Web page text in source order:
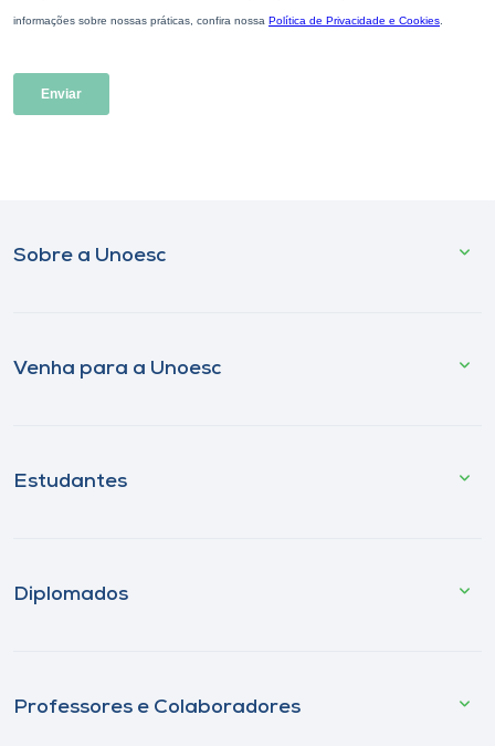
Sobre a Unoesc
Venha para a Unoesc
Estudantes
Diplomados
Professores e Colaboradores